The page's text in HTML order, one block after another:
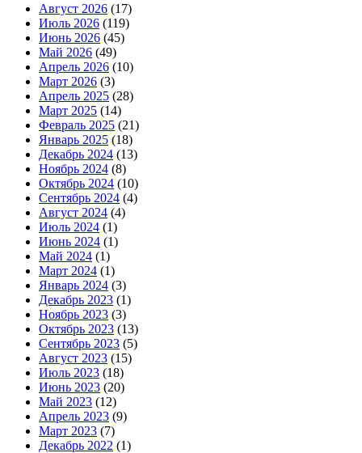
Август 2026 (17)
Июль 2026 (119)
Июнь 2026 (45)
Май 2026 (49)
Апрель 2026 (10)
Март 2026 (3)
Апрель 2025 (28)
Март 2025 (14)
Февраль 2025 (21)
Январь 2025 (18)
Декабрь 2024 (13)
Ноябрь 2024 (8)
Октябрь 2024 (10)
Сентябрь 2024 (4)
Август 2024 (4)
Июль 2024 (1)
Июнь 2024 (1)
Май 2024 (1)
Март 2024 (1)
Январь 2024 (3)
Декабрь 2023 (1)
Ноябрь 2023 (3)
Октябрь 2023 (13)
Сентябрь 2023 (5)
Август 2023 (15)
Июль 2023 (18)
Июнь 2023 (20)
Май 2023 (12)
Апрель 2023 (9)
Март 2023 (7)
Декабрь 2022 (1)